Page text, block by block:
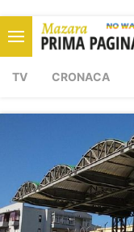
TV CRONACA